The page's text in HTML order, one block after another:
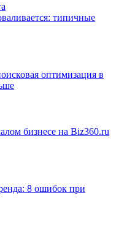
типичные
оптимизация в
бизнесе на Biz360.ru
8 ошибок при